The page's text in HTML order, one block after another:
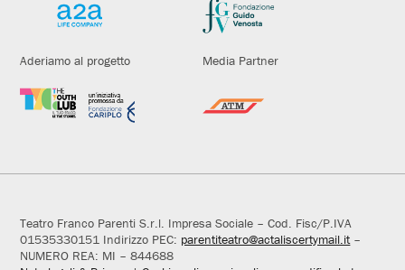
Aderiamo al progetto Media Partner
Teatro Franco Parenti S.r.l. Impresa Sociale – Cod. Fisc/P.IVA
01535330151 Indirizzo PEC: parentiteatro@actaliscertymail.it–
NUMERO REA: MI – 844688